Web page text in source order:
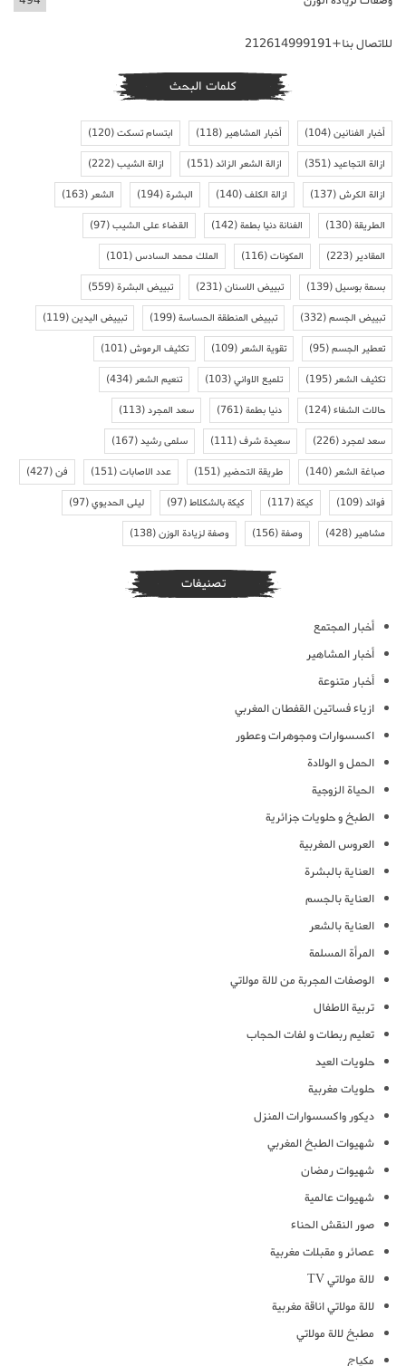
للاتصال بنا+212614999191
كلمات البحث
أخبار الفنانين(104) أخبار المشاهير(118) ابتسام تسكت(120)
ازالة التجاعيد(351) ازالة الشعر الزائد(151) ازالة الشيب(222)
ازالة الكرش(137) ازالة الكلف(140) البشرة(194) الشعر(163)
الطريقة(130) الفنانة دنيا بطمة(142) القضاء على الشيب(97)
المقادير(223) المكونات(116) الملك محمد السادس(101)
بسمة بوسيل(139) تبييض الاسنان(231) تبييض البشرة(559)
تبييض الجسم(332) تبييض المنطقة الحساسة(199) تبييض اليدين(119)
تعطير الجسم(95) تقوية الشعر(109) تكثيف الرموش(101)
تكثيف الشعر(195) تلميع الاواني(103) تنعيم الشعر(434)
حالات الشفاء(124) دنيا بطمة(761) سعد المجرد(113)
سعد لمجرد(226) سعيدة شرف(111) سلمى رشيد(167)
صباغة الشعر(140) طريقة التحضير(151) عدد الاصابات(151) فن(427)
فوائد(109) كيكة(117) كيكة بالشكلاط(97) ليلى الحديوي(97)
مشاهير(428) وصفة(156) وصفة لزيادة الوزن(138)
تصنيفات
أخبار المجتمع
أخبار المشاهير
أخبار متنوعة
ازياء فساتين القفطان المغربي
اكسسوارات ومجوهرات وعطور
الحمل و الولادة
الحياة الزوجية
الطبخ و حلويات جزائرية
العروس المغربية
العناية بالبشرة
العناية بالجسم
العناية بالشعر
المرأة المسلمة
الوصفات المجربة من لالة مولاتي
تربية الاطفال
تعليم ربطات و لفات الحجاب
حلويات العيد
حلويات مغربية
ديكور واكسسوارات المنزل
شهيوات الطبخ المغربي
شهيوات رمضان
شهيوات عالمية
صور النقش الحناء
عصائر و مقبلات مغربية
لالة مولاتي TV
لالة مولاتي اناقة مغربية
مطبخ لالة مولاتي
مكياج